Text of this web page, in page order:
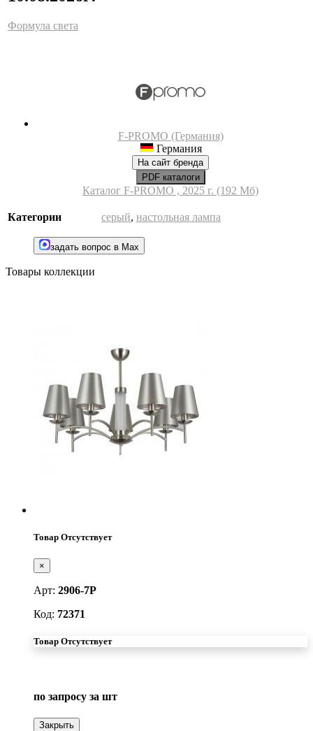
Формула света
F-PROMO (Германия)
Германия
На сайт бренда
PDF каталоги
Каталог F-PROMO , 2025 г. (192 Мб)
Категории серый, настольная лампа
задать вопрос в Max
Товары коллекции
Товар Отсутствует
×
Арт: 2906-7P
Код: 72371
Товар Отсутствует
по запросу за шт
Закрыть